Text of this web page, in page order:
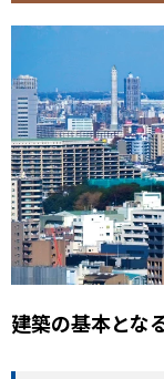
建築の基本とな